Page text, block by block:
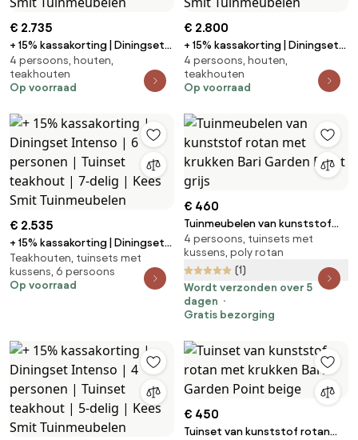
€ 2.735
+ 15% kassakorting | Diningset
Intenso | 4 personen | Tuinset
teakhout | 5-delig | Kees Smit
Tuinmeubelen
4 persoons, houten,
teakhouten
Op voorraad
€ 2.800
+ 15% kassakorting | Diningset
Intenso | 4 personen | Tuinset
teakhout | 5-delig | Kees Smit
Tuinmeubelen
4 persoons, houten,
teakhouten
Op voorraad
€ 2.535
+ 15% kassakorting | Diningset
Intenso | 6 personen | Tuinset
teakhout | 7-delig | Kees Smit
Tuinmeubelen
Teakhouten, tuinsets met
kussens, 6 persoons
Op voorraad
€ 460
Tuinmeubelen van kunststof
rotan met krukken Bari Garden
Point grijs
4 persoons, tuinsets met
kussens, poly rotan
(1)
Wordt verzonden over 5
dagen
Gratis bezorging
€ 450
Tuinset van kunststof rotan